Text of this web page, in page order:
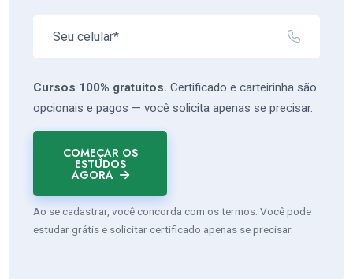
Cursos 100% gratuitos. Certificado e carteirinha são
opcionais e pagos — você solicita apenas se precisar.
COMEÇAR OS
ESTUDOS
AGORA
Ao se cadastrar, você concorda com os termos. Você pode
estudar grátis e solicitar certificado apenas se precisar.